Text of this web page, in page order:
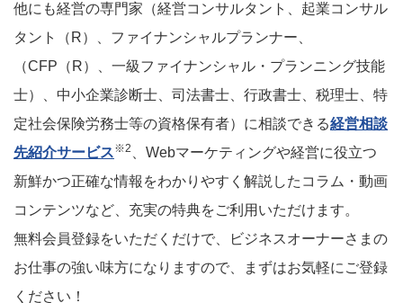
他にも経営の専門家（経営コンサルタント、起業コンサル
タント（R）、ファイナンシャルプランナー、
（CFP（R）、一級ファイナンシャル・プランニング技能
士）、中小企業診断士、司法書士、行政書士、税理士、特
定社会保険労務士等の資格保有者）に相談できる経営相談
先紹介サービス※2
、Webマーケティングや経営に役立つ
新鮮かつ正確な情報をわかりやすく解説したコラム・動画
コンテンツなど、充実の特典をご利用いただけます。
無料会員登録をいただくだけで、ビジネスオーナーさまの
お仕事の強い味方になりますので、まずはお気軽にご登録
ください！